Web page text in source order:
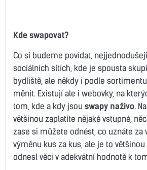
Kde swapovat?
Co si budeme povídat,
sociálních sítích, kde je spousta
bydliště, ale někdy i podle
měnit. Existují ale i webovky, na
tom, kde a kdy jsou swapy naživo.
většinou zaplatíte nějaké vstupné,
zase si můžete odnést, co uznáte za
výměnu kus za kus, ale je to
odnesl věci v adekvátní hodnotě k